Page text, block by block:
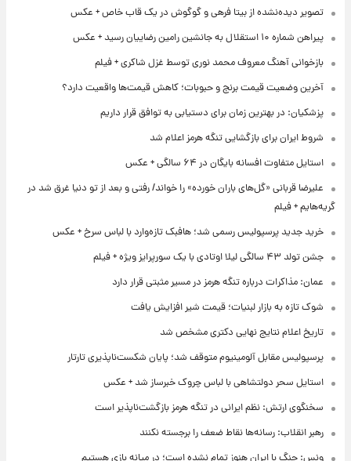
تصویر دیده‌نشده از بیتا فرهی و گوگوش در یک قاب خاص + عکس
پیراهن شماره ۱۰ استقلال به جانشین رامین رضاییان رسید + عکس
بازخوانی آهنگ معروف محمد نوری توسط غزل شاکری + فیلم
آخرین وضعیت قیمت برنج و حبوبات؛ کاهش قیمت‌ها واقعیت دارد؟
پزشکیان: در بهترین زمان برای دستیابی به توافق قرار داریم
شروط ایران برای بازگشایی تنگه هرمز اعلام شد
استایل متفاوت افسانه بایگان در ۶۴ سالگی + عکس
علیرضا قربانی «گل‌های باران خورده» را خواند/ رفتی و بعد از تو دنیا غرق شد در
گریه‌هایم + فیلم
خرید جدید پرسپولیس رسمی شد؛ هافبک تازه‌وارد با لباس سرخ + عکس
جشن تولد ۴۳ سالگی لیلا اوتادی با یک سورپرایز ویژه + فیلم
عمان: مذاکرات درباره تنگه هرمز در مسیر مثبتی قرار دارد
شوک تازه به بازار لبنیات؛ قیمت شیر افزایش یافت
تاریخ اعلام نتایج نهایی دکتری مشخص شد
پرسپولیس مقابل آلومینیوم متوقف شد؛ پایان شکست‌ناپذیری تارتار
استایل سحر دولتشاهی با لباس چروک خبرساز شد + عکس
سخنگوی ارتش: نظم ایرانی در تنگه هرمز بازگشت‌ناپذیر است
رهبر انقلاب: رسانه‌ها نقاط ضعف را برجسته نکنند
ونس: جنگ با ایران هنوز تمام نشده است؛ در میانه بازی هستیم